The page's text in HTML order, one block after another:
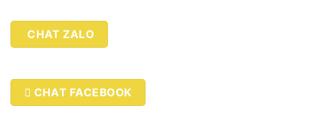
lượng
CHAT ZALO
CHAT FACEBOOK